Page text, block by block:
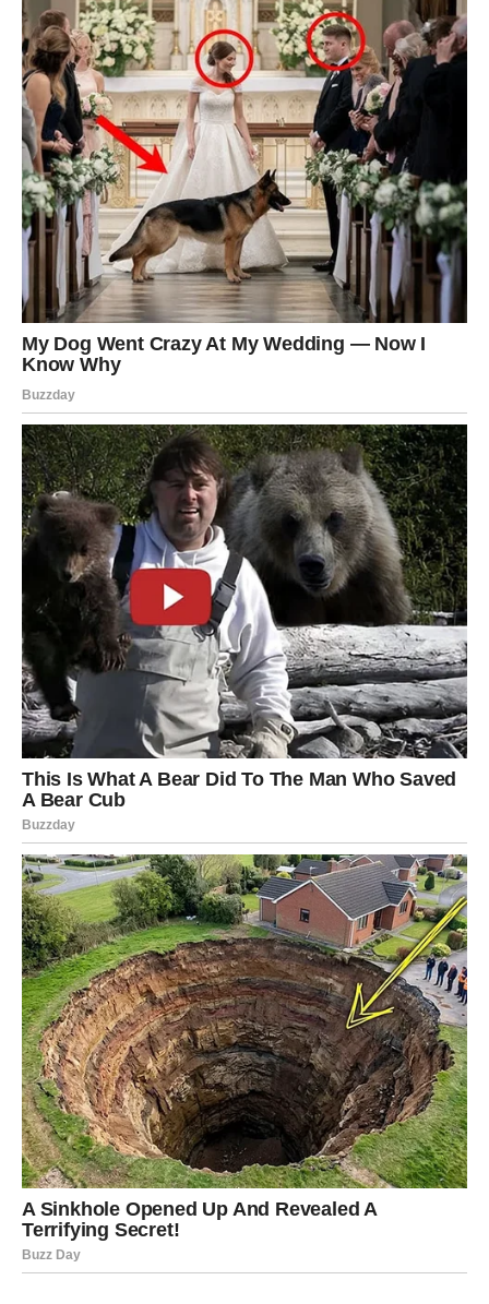
Oni koji imaju privatni biznis mogu očekivati eksploziju
uspeha, dok će zaposleni dobiti ponudu koja se ne odbija.
Ono što posebno iznenađuje jeste mogućnost ogromnog
novčanog priliva kroz nešto što je Lavovima delovalo kao
obična ideja. Neko će odlučiti da uloži u njih, podrži ih ili
ih pogura ka velikom uspehu.
Nije isključeno ni:
dobijanje luksuznih poklona,
uspeh na društvenim mrežama,
viralna popularnost,
saradnja sa moćnim ljudima,
povećanje plate ili veliki bonus.
Lavovi će biti u centru pažnje, ali ovog puta ne samo zbog
svog šarma – već i zbog uspeha koji će svi primetiti!
Posebno je zanimljivo što će mnogi ljudi početi da
gledaju Lavove drugačijim očima. Oni koji su ih ranije
potcenjivali sada će shvatiti koliko vrede.
Pare im više neće biti najveća briga. Umesto
preživljavanja, Lavovi će početi da razmišljaju o luksuzu,
investicijama i uživanju u životu.
ŠKORPIJA – SUDBINA IM
DONOSI OGROMAN PREOKRET
Škorpije ulaze u fazu života koja može promeniti njihovu
budućnost zauvek. Posle perioda velikih emotivnih i
životnih borbi, sada dolazi vreme finansijskog preporoda.
Kod Škorpija ništa ne dolazi malo – pa tako ni novac koji
im stiže! Njih očekuju velike promene, ali i velike cifre.
Mnogi pripadnici ovog znaka mogli bi potpuno promeniti
svoj način života.
Neki će pokrenuti posao koji će vrlo brzo postati
uspešan, dok će drugi dobiti priliku koja se događa
jednom u životu. Posebno su naglašeni poslovi vezani za
internet, marketing, komunikaciju, trgovinu i rad sa